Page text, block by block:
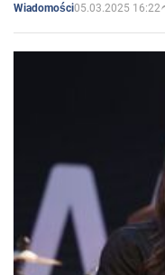
Wiadomości05.03.2025 16:22